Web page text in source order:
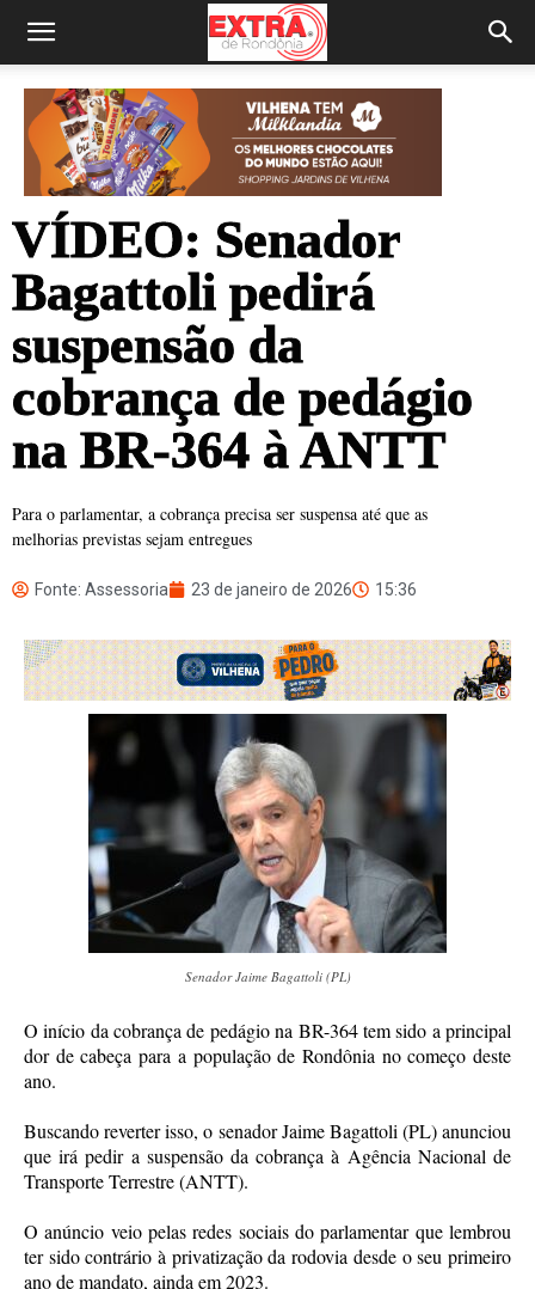
VÍDEO: Senador
Bagattoli pedirá
suspensão da
cobrança de pedágio
na BR-364 à ANTT
Para o parlamentar, a cobrança precisa ser suspensa até que as
melhorias previstas sejam entregues
Fonte: Assessoria 23 de janeiro de 2026 15:36
Senador Jaime Bagattoli (PL)
O início da cobrança de pedágio na BR-364 tem sido a principal
dor de cabeça para a população de Rondônia no começo deste
ano.
Buscando reverter isso, o senador Jaime Bagattoli (PL) anunciou
que irá pedir a suspensão da cobrança à Agência Nacional de
Transporte Terrestre (ANTT).
O anúncio veio pelas redes sociais do parlamentar que lembrou
ter sido contrário à privatização da rodovia desde o seu primeiro
ano de mandato, ainda em 2023.